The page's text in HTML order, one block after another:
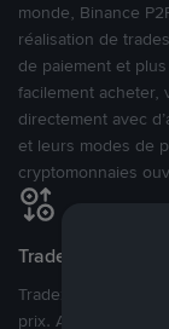
monde, Binance
réalisation de
de paiement et
facilement acheter,
directement avec
et leurs modes de
cryptomonnaies
Tradez à des prix
Tradez des cryptos
prix. Achetez ou